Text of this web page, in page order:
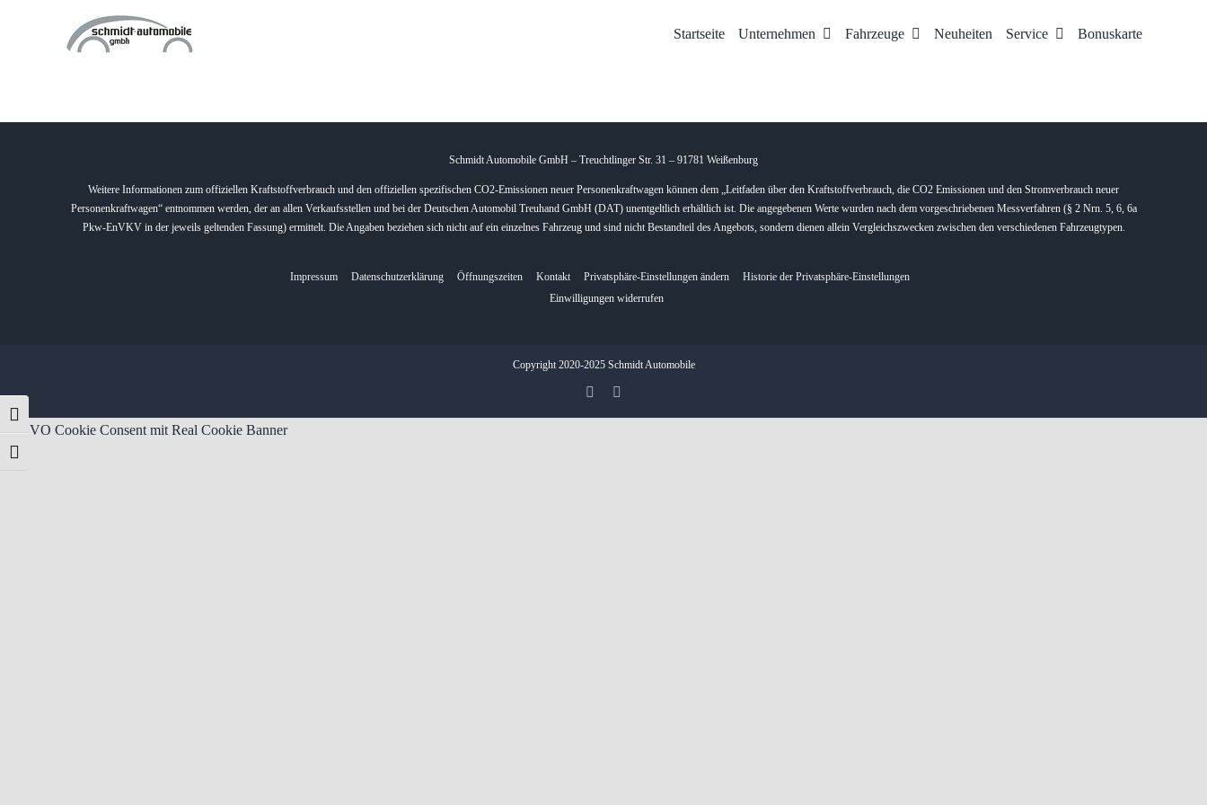
Umschalten auf hohe Kontraste
Schrift vergrößern
Startseite Unternehmen Fahrzeuge Neuheiten Service Bonuskarte
Schmidt Automobile GmbH – Treuchtlinger Str. 31 – 91781 Weißenburg
Weitere Informationen zum offiziellen Kraftstoffverbrauch und den offiziellen spezifischen CO2-Emissionen neuer Personenkraftwagen können dem „Leitfaden über den Kraftstoffverbrauch, die CO2 Emissionen und den Stromverbrauch neuer
Personenkraftwagen“ entnommen werden, der an allen Verkaufsstellen und bei der Deutschen Automobil Treuhand GmbH (DAT) unentgeltlich erhältlich ist. Die angegebenen Werte wurden nach dem vorgeschriebenen Messverfahren (§ 2 Nrn. 5, 6, 6a
Pkw-EnVKV in der jeweils geltenden Fassung) ermittelt. Die Angaben beziehen sich nicht auf ein einzelnes Fahrzeug und sind nicht Bestandteil des Angebots, sondern dienen allein Vergleichszwecken zwischen den verschiedenen Fahrzeugtypen.
Impressum Datenschutzerklärung Öffnungszeiten Kontakt Privatsphäre-Einstellungen ändern
Historie der Privatsphäre-Einstellungen
Einwilligungen widerrufen
Copyright 2020-2025 Schmidt Automobile
DSGVO Cookie Consent mit Real Cookie Banner